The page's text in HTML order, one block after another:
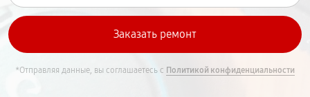
*Отправляя данные, вы соглашаетесь с Политикой конфиденциальности